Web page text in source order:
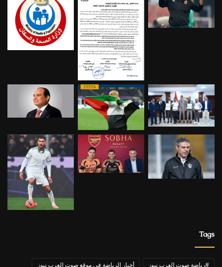
Tags
#رياضة صوت العرب نيوز أخبار الرياضة في موقع صوت العرب نيوز